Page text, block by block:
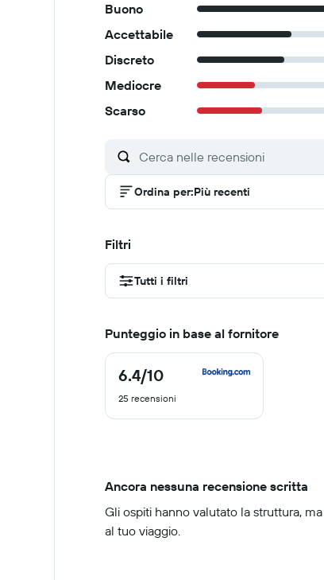
Buono
Accettabile
Discreto
Mediocre
Scarso
Ordina per:Più recenti
Filtri
Tutti i filtri
Punteggio in base al fornitore
6.4/10
6.4
10
25 recensioni
Ancora nessuna recensione scritta
Gli ospiti hanno valutato la struttura,
al tuo viaggio.